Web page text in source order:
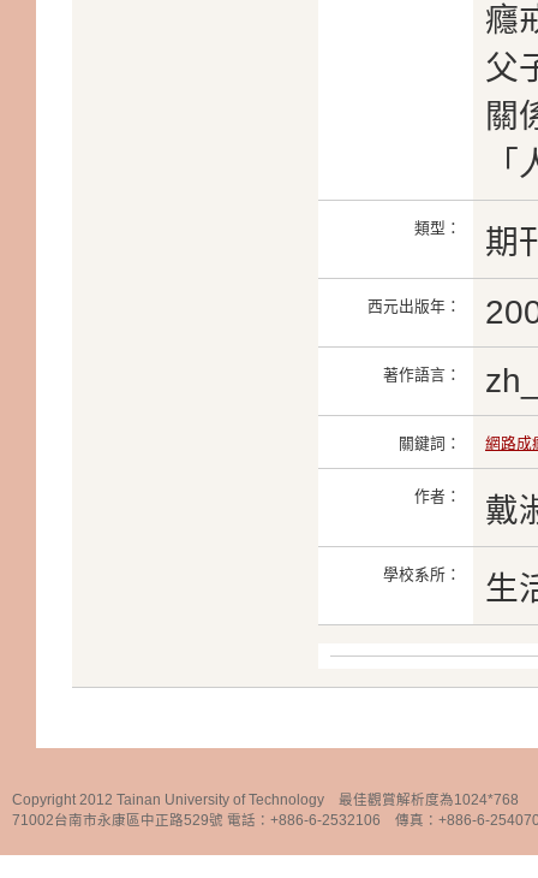
癮
父
關
類型： 期
西元出版年：
著作語言：
關鍵詞： 網路成
作者： 戴
學校系所： 生
Copyright 2012 Tainan University of Technology 最佳觀賞解析度為1024*768
71002台南市永康區中正路529號 電話：+886-6-2532106 傳真：+886-6-